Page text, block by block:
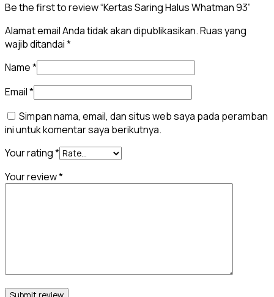
Be the first to review “Kertas Saring Halus Whatman 93”
Alamat email Anda tidak akan dipublikasikan.Ruas yang
wajib ditandai*
Name*
Email*
Simpan nama, email, dan situs web saya pada peramban
ini untuk komentar saya berikutnya.
Your rating*
Your review*